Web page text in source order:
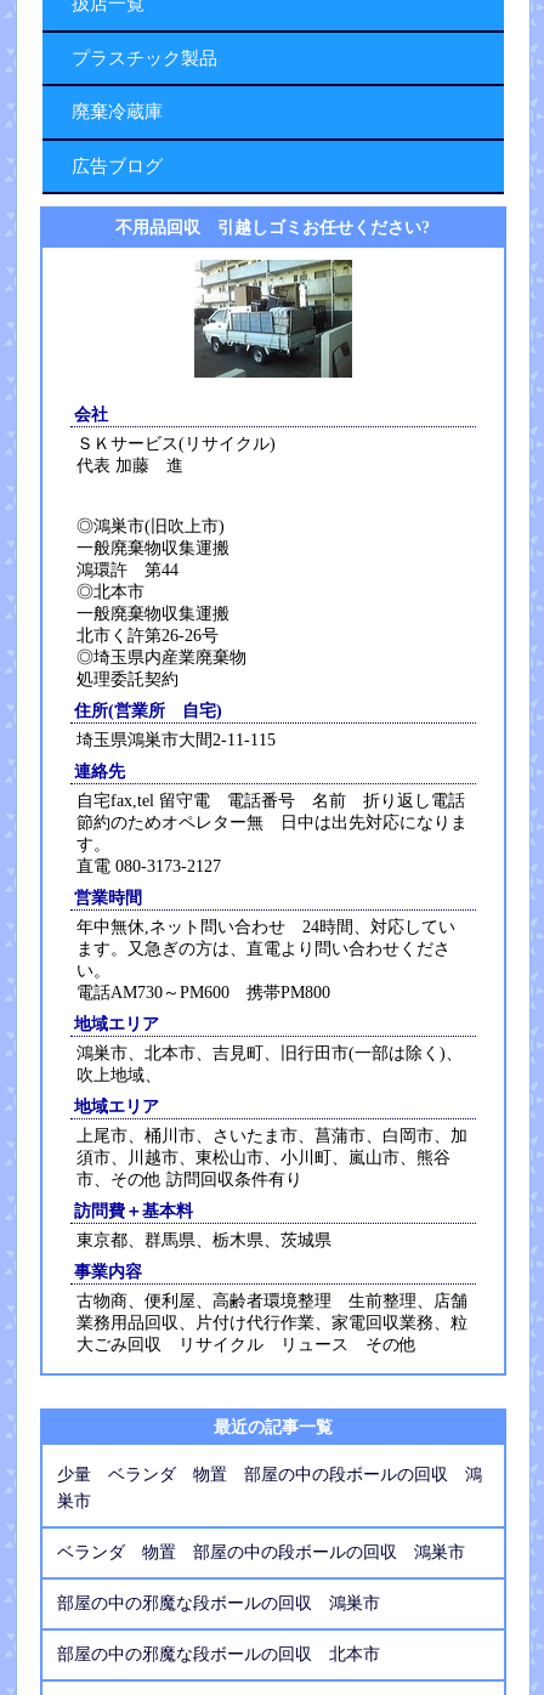
扱店一覧
プラスチック製品
廃棄冷蔵庫
広告ブログ
不用品回収 引越しゴミお任せください?
会社
ＳＫサービス(リサイクル)
代表 加藤 進
◎鴻巣市(旧吹上市)
一般廃棄物収集運搬
鴻環許 第44
◎北本市
一般廃棄物収集運搬
北市く許第26-26号
◎埼玉県内産業廃棄物
処理委託契約
住所(営業所 自宅)
埼玉県鴻巣市大間2-11-115
連絡先
自宅fax,tel 留守電 電話番号 名前 折り返し電話
節約のためオペレター無 日中は出先対応になりま
す。
直電 080-3173-2127
営業時間
年中無休,ネット問い合わせ 24時間、対応してい
ます。又急ぎの方は、直電より問い合わせくださ
い。
電話AM730～PM600 携帯PM800
地域エリア
鴻巣市、北本市、吉見町、旧行田市(一部は除く)、
吹上地域、
地域エリア
上尾市、桶川市、さいたま市、菖蒲市、白岡市、加
須市、川越市、東松山市、小川町、嵐山市、熊谷
市、その他 訪問回収条件有り
訪問費＋基本料
東京都、群馬県、栃木県、茨城県
事業内容
古物商、便利屋、高齢者環境整理 生前整理、店舗
業務用品回収、片付け代行作業、家電回収業務、粒
大ごみ回収 リサイクル リュース その他
最近の記事一覧
少量 ベランダ 物置 部屋の中の段ボールの回収 鴻
巣市
ベランダ 物置 部屋の中の段ボールの回収 鴻巣市
部屋の中の邪魔な段ボールの回収 鴻巣市
部屋の中の邪魔な段ボールの回収 北本市